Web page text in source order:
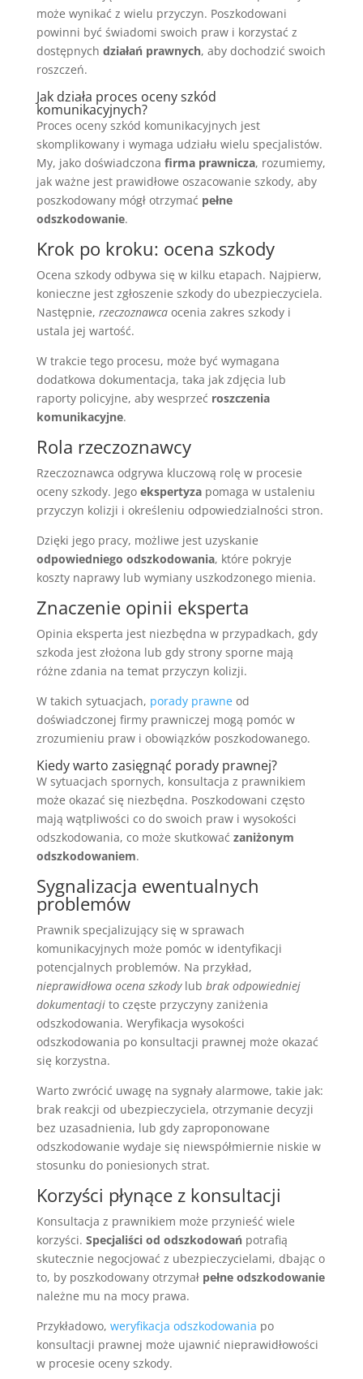
może wynikać z wielu przyczyn. Poszkodowani
powinni być świadomi swoich praw i korzystać z
dostępnych działań prawnych, aby dochodzić swoich
roszczeń.
Jak działa proces oceny szkód
komunikacyjnych?
Proces oceny szkód komunikacyjnych jest
skomplikowany i wymaga udziału wielu specjalistów.
My, jako doświadczona firma prawnicza, rozumiemy,
jak ważne jest prawidłowe oszacowanie szkody, aby
poszkodowany mógł otrzymać pełne
odszkodowanie.
Krok po kroku: ocena szkody
Ocena szkody odbywa się w kilku etapach. Najpierw,
konieczne jest zgłoszenie szkody do ubezpieczyciela.
Następnie, rzeczoznawcaocenia zakres szkody i
ustala jej wartość.
W trakcie tego procesu, może być wymagana
dodatkowa dokumentacja, taka jak zdjęcia lub
raporty policyjne, aby wesprzeć roszczenia
komunikacyjne.
Rola rzeczoznawcy
Rzeczoznawca odgrywa kluczową rolę w procesie
oceny szkody. Jego ekspertyzapomaga w ustaleniu
przyczyn kolizji i określeniu odpowiedzialności stron.
Dzięki jego pracy, możliwe jest uzyskanie
odpowiedniego odszkodowania, które pokryje
koszty naprawy lub wymiany uszkodzonego mienia.
Znaczenie opinii eksperta
Opinia eksperta jest niezbędna w przypadkach, gdy
szkoda jest złożona lub gdy strony sporne mają
różne zdania na temat przyczyn kolizji.
W takich sytuacjach, porady prawneod
doświadczonej firmy prawniczej mogą pomóc w
zrozumieniu praw i obowiązków poszkodowanego.
Kiedy warto zasięgnąć porady prawnej?
W sytuacjach spornych, konsultacja z prawnikiem
może okazać się niezbędna. Poszkodowani często
mają wątpliwości co do swoich praw i wysokości
odszkodowania, co może skutkować zaniżonym
odszkodowaniem.
Sygnalizacja ewentualnych
problemów
Prawnik specjalizujący się w sprawach
komunikacyjnych może pomóc w identyfikacji
potencjalnych problemów. Na przykład,
nieprawidłowa ocena szkodylub brak odpowiedniej
dokumentacjito częste przyczyny zaniżenia
odszkodowania. Weryfikacja wysokości
odszkodowania po konsultacji prawnej może okazać
się korzystna.
Warto zwrócić uwagę na sygnały alarmowe, takie jak:
brak reakcji od ubezpieczyciela, otrzymanie decyzji
bez uzasadnienia, lub gdy zaproponowane
odszkodowanie wydaje się niewspółmiernie niskie w
stosunku do poniesionych strat.
Korzyści płynące z konsultacji
Konsultacja z prawnikiem może przynieść wiele
korzyści. Specjaliści od odszkodowańpotrafią
skutecznie negocjować z ubezpieczycielami, dbając o
to, by poszkodowany otrzymał pełne odszkodowanie
należne mu na mocy prawa.
Przykładowo, weryfikacja odszkodowania po
konsultacji prawnej może ujawnić nieprawidłowości
w procesie oceny szkody.